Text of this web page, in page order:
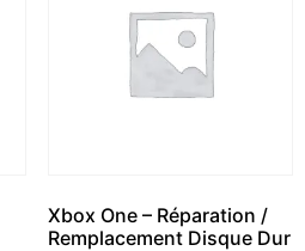
Xbox One – Réparation /
Remplacement Disque Dur